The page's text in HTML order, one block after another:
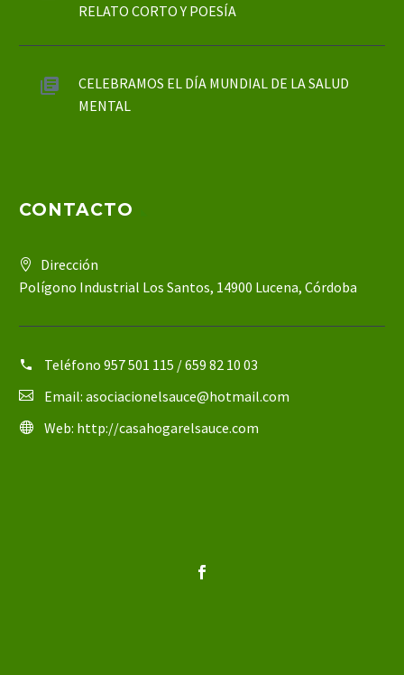
RELATO CORTO Y POESÍA
CELEBRAMOS EL DÍA MUNDIAL DE LA SALUD
MENTAL
CONTACTO
Dirección
Polígono Industrial Los Santos, 14900 Lucena, Córdoba
Teléfono 957 501 115 / 659 82 10 03
Email: asociacionelsauce@hotmail.com
Web: http://casahogarelsauce.com